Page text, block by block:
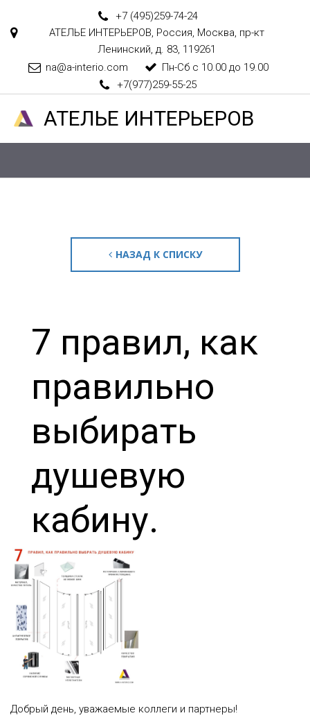
+7 (495)259-74-24
АТЕЛЬЕ ИНТЕРЬЕРОВ, Россия, Москва, пр-кт
Ленинский, д. 83, 119261
na@a-interio.com
Пн-Сб с 10.00 до 19.00
+7(977)259-55-25
АТЕЛ­­­­­­ЬЕ ИНТЕРЬЕРОВ
НАЗАД К СПИСКУ
7 правил, как
правильно
выбирать
душевую
кабину.
Добрый день, уважаемые коллеги и партнеры!